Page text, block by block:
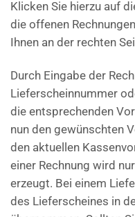
Klicken Sie hierzu auf
die offenen
Ihnen an der rechten
Durch Eingabe der
Lieferscheinnummer
die entsprechenden
nun den gewünschten
den aktuellen
einer Rechnung wird
erzeugt. Bei einem
des Lieferscheines in